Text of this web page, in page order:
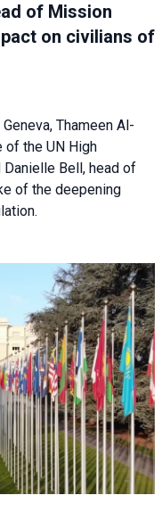
of Mission
on civilians of
Thameen Al-
of the UN High
Bell, head of
of the deepening